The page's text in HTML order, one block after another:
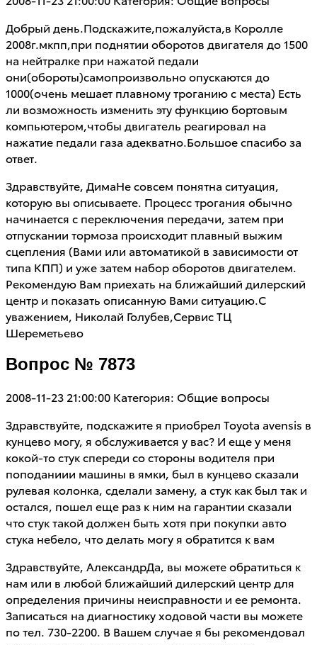
Добрый день.Подскажите,пожалуйста,в Королле
2008г.мкпп,при поднятии оборотов двигателя до 1500
на нейтралке при нажатой педали
они(обороты)самопроизвольно опускаются до
1000(очень мешает плавному троганию с места) Есть
ли возможность изменить эту функцию бортовым
компьютером,чтобы двигатель реагировал на
нажатие педали газа адекватно.Большое спасибо за
ответ.
Здравствуйте, ДимаНе совсем понятна ситуация,
которую вы описываете. Процесс трогания обычно
начинается с переключения передачи, затем при
отпускании тормоза происходит плавный выжим
сцепления (Вами или автоматикой в зависимости от
типа КПП) и уже затем набор оборотов двигателем.
Рекомендую Вам приехать на ближайший дилерский
центр и показать описанную Вами ситуацию.С
уважением, Николай Голубев,Сервис ТЦ
Шереметьево
Вопрос № 7873
2008-11-23 21:00:00 Категория: Общие вопросы
Здравствуйте, подскажите я приобрел Toyota avensis в
кунцево могу, я обслуживается у вас? И еще у меня
кокой-то стук спереди со стороны водителя при
поподаниии машины в ямки, был в кунцево сказали
рулевая колонка, сделали замену, а стук как был так и
остался, пошел еще раз к ним на гарантии сказали
что стук такой должен быть хотя при покупки авто
стука небело, что делать могу я обратится к вам
Здравствуйте, АлександрДа, вы можете обратиться к
нам или в любой ближайший дилерский центр для
определения причины неисправности и ее ремонта.
Записаться на диагностику ходовой части вы можете
по тел. 730-2200. В Вашем случае я бы рекомендовал